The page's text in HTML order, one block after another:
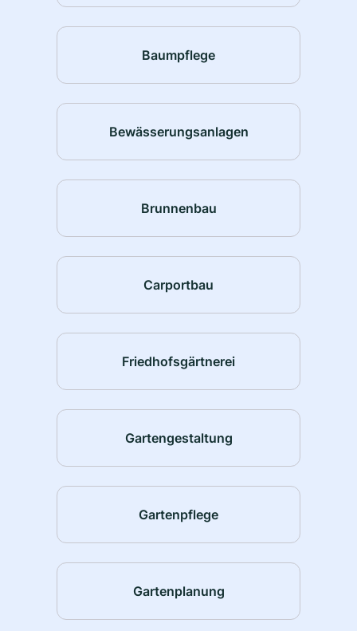
Baumpflege
Bewässerungsanlagen
Brunnenbau
Carportbau
Friedhofsgärtnerei
Gartengestaltung
Gartenpflege
Gartenplanung